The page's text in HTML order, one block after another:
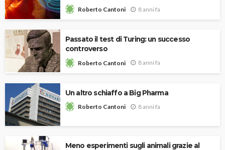
Roberto Cantoni 8 anni fa
Passato il test di Turing: un successo
controverso
Roberto Cantoni 8 anni fa
Un altro schiaffo a Big Pharma
Roberto Cantoni 8 anni fa
Meno esperimenti sugli animali grazie al